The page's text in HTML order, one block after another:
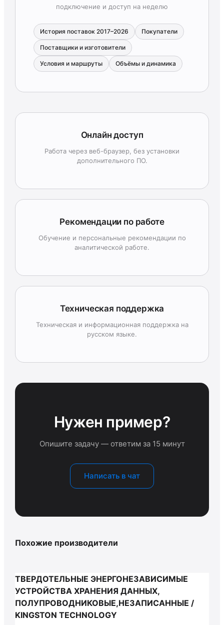
подключение и доступ на неделю
История поставок 2017–2026 Покупатели
Поставщики и изготовители
Условия и маршруты Объёмы и динамика
Онлайн доступ
Работа через веб-браузер, без установки
дополнительного ПО.
Рекомендации по работе
Обучение и персональные рекомендации по
аналитической работе.
Техническая поддержка
Техническая и информационная поддержка на
русском языке.
Нужен пример?
Опишите задачу — ответим за 15 минут
Написать в чат
Похожие производители
ТВЕРДОТЕЛЬНЫЕ ЭНЕРГОНЕЗАВИСИМЫЕ
УСТРОЙСТВА ХРАНЕНИЯ ДАННЫХ,
ПОЛУПРОВОДНИКОВЫЕ,НЕЗАПИСАННЫЕ /
KINGSTON TECHNOLOGY